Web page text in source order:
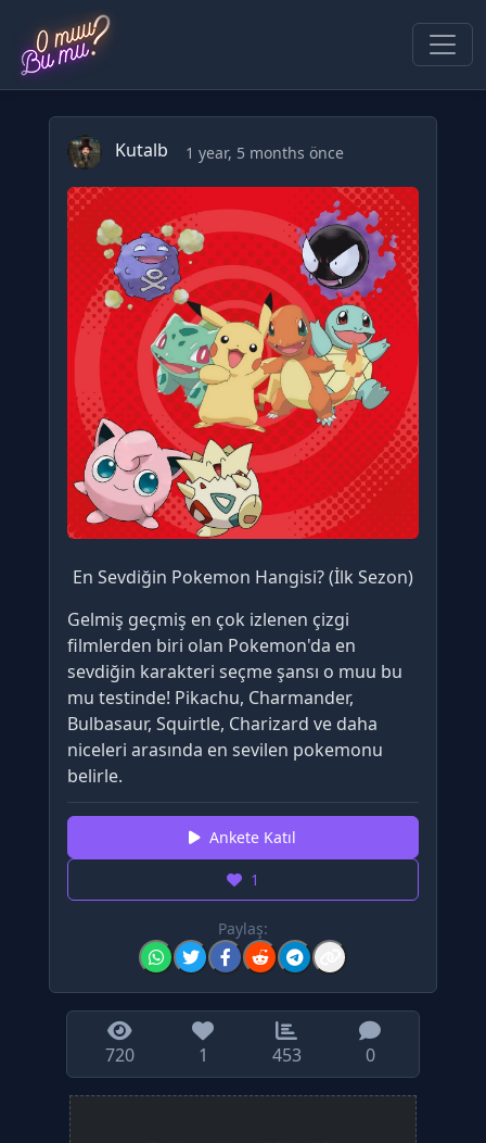
Kutalb 1 year, 5 months önce
En Sevdiğin Pokemon Hangisi? (İlk Sezon)
Gelmiş geçmiş en çok izlenen çizgi
filmlerden biri olan Pokemon'da en
sevdiğin karakteri seçme şansı o muu bu
mu testinde! Pikachu, Charmander,
Bulbasaur, Squirtle, Charizard ve daha
niceleri arasında en sevilen pokemonu
belirle.
Ankete Katıl
1
Paylaş:
720 1 453 0